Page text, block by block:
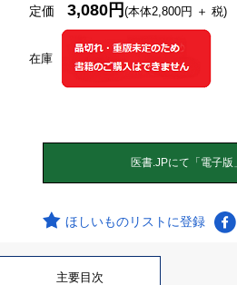
在庫
定価3,080円(本体2,800円 ＋ 税)
ほしいものリストに登録
主要目次